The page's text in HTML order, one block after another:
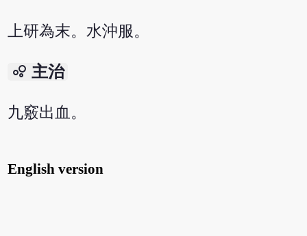
上研為末。水沖服。
bubble_chart 主治
九竅出血。
English version